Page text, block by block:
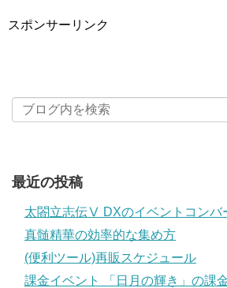
スポンサーリンク
最近の投稿
太閤立志伝Ⅴ DXのイベントコンバ
真髄精華の効率的な集め方
(便利ツール)再販スケジュール
課金イベント 「日月の輝き」の課